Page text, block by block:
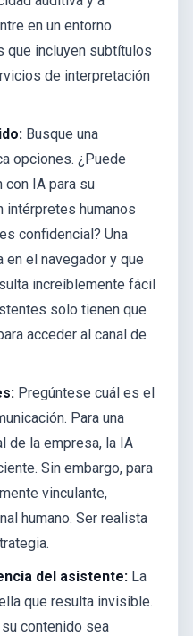
en un entorno
que incluyen subtítulos
de interpretación
Busque una
opciones. ¿Puede
con IA para su
intérpretes humanos
confidencial? Una
el navegador y que
increíblemente fácil
solo tienen que
acceder al canal de
Pregúntese cuál es el
Para una
de la empresa, la IA
Sin embargo, para
vinculante,
humano. Ser realista
del asistente: La
que resulta invisible.
contenido sea